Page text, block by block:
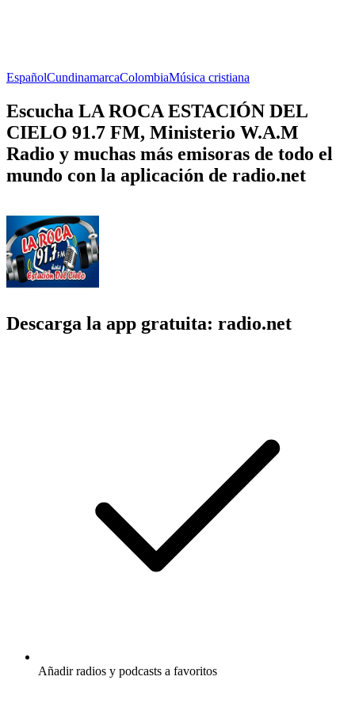
EspañolCundinamarcaColombiaMúsica cristiana
Escucha LA ROCA ESTACIÓN DEL
CIELO 91.7 FM, Ministerio W.A.M
Radio y muchas más emisoras de todo el
mundo con la aplicación de radio.net
Descarga la app gratuita: radio.net
Añadir radios y podcasts a favoritos